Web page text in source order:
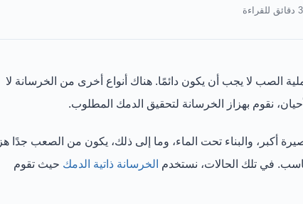
3 دقائق للقراءة
الصب لا يجب أن يكون دائمًا. هناك أنواع أخرى من الخرسانة لا
نقوم بهزاز الخرسانة لتحقيق الدمك المطلوب.
أكبر، والبناء تحت الماء، وما إلى ذلك، يكون من الصعب جدًا هز
في تلك الحالات، نستخدم الخرسانة ذاتية الدمك حيث تقوم